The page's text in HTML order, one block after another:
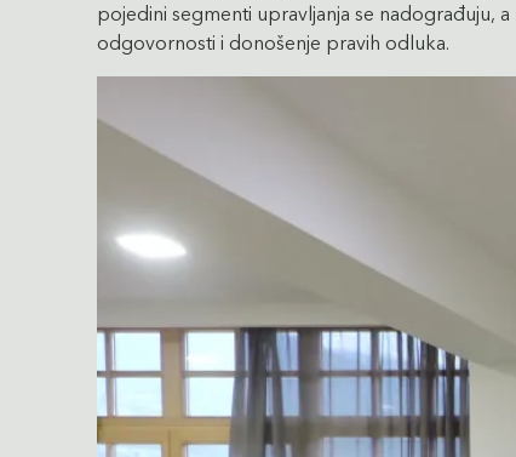
pojedini segmenti upravljanja se nadograđuju,
odgovornosti i donošenje pravih odluka.